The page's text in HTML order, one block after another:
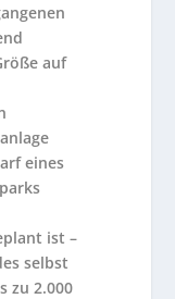
auf
eines
ist –
selbst
zu 2.000